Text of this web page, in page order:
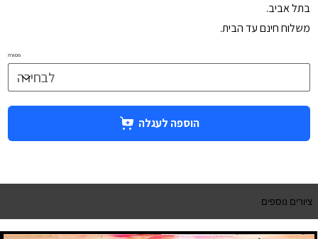
בתל אביב.
משלוח חינם עד הבית.
מסגרת
הוספה לעגלה
ציורים נוספים